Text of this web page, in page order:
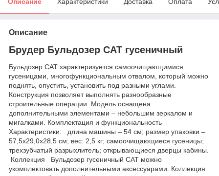
Описание
Брудер Бульдозер CAT гусеничный
Бульдозер CAT характеризуется самоочищающимися
гусеницами, многофункциональным отвалом, который можно
поднять, опустить, установить под разными углами.
Конструкция позволяет выполнять разнообразные
строительные операции. Модель оснащена
дополнительными элементами – небольшим зеркалом и
мигалками. Комплектация и функциональность
Характеристики: длина машины – 54 см; размер упаковки –
57,5х29,0х28,5 см; вес: 2,5 кг; самоочищающиеся гусеницы;
трехзубчатый разрыхлитель; открывающиеся дверцы кабины.
Коллекция Бульдозер гусеничный CAT можно
укомплектовать дополнительными аксессуарами. Коллекция